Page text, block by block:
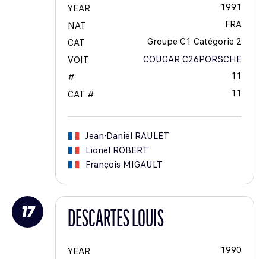
YEAR
1991
NAT
FRA
CAT
Groupe C1 Catégorie 2
VOIT
COUGAR C26PORSCHE
#
11
CAT #
11
Jean-Daniel RAULET
Lionel ROBERT
François MIGAULT
17 DESCARTES LOUIS
YEAR
1990